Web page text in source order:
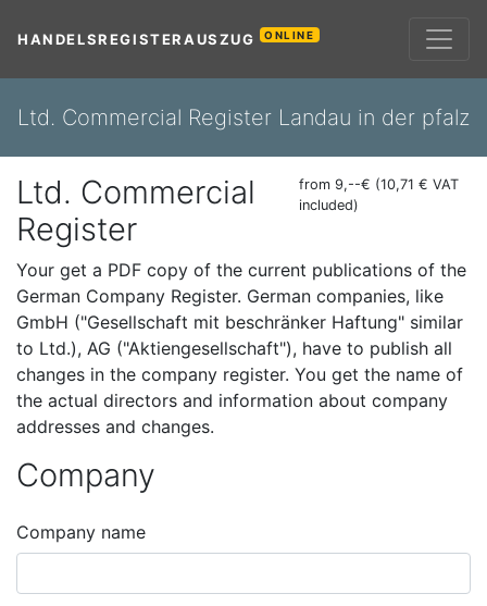
HANDELSREGISTERAUSZUG ONLINE
Ltd. Commercial Register Landau in der pfalz
Ltd. Commercial
Register
from 9,--€ (10,71 € VAT
included)
Your get a PDF copy of the current publications of the
German Company Register. German companies, like
GmbH ("Gesellschaft mit beschränker Haftung" similar
to Ltd.), AG ("Aktiengesellschaft"), have to publish all
changes in the company register. You get the name of
the actual directors and information about company
addresses and changes.
Company
Company name